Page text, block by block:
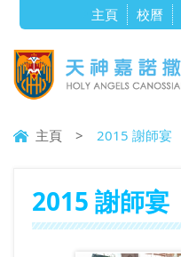
主頁 校曆
主頁 > 2015 謝師宴
2015 謝師宴